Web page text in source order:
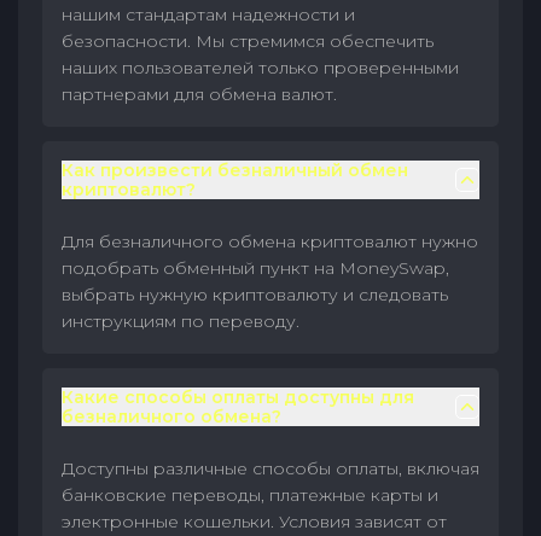
нашим стандартам надежности и
безопасности. Мы стремимся обеспечить
наших пользователей только проверенными
партнерами для обмена валют.
Как произвести безналичный обмен
криптовалют?
Для безналичного обмена криптовалют нужно
подобрать обменный пункт на MoneySwap,
выбрать нужную криптовалюту и следовать
инструкциям по переводу.
Какие способы оплаты доступны для
безналичного обмена?
Доступны различные способы оплаты, включая
банковские переводы, платежные карты и
электронные кошельки. Условия зависят от